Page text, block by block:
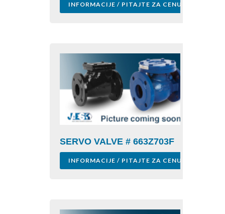
INFORMACIJE / PITAJTE ZA CENU
SERVO VALVE # 663Z703F
INFORMACIJE / PITAJTE ZA CENU